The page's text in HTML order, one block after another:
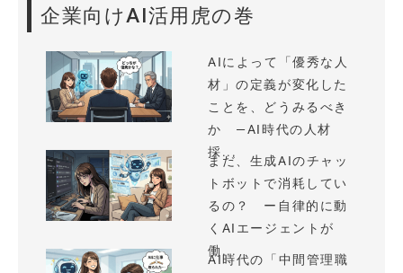
企業向けAI活用虎の巻
AIによって「優秀な人
材」の定義が変化した
ことを、どうみるべき
か —AI時代の人材
採...
まだ、生成AIのチャッ
トボットで消耗してい
るの？ ー自律的に動
くAIエージェントが
働...
AI時代の「中間管理職